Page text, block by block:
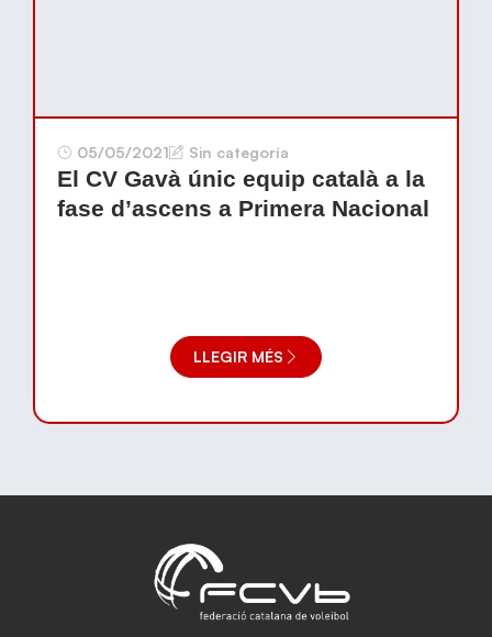
05/05/2021 Sin categoría
El CV Gavà únic equip català a la
fase d’ascens a Primera Nacional
LLEGIR MÉS